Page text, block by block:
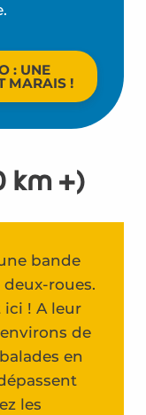
: UNE
MARAIS !
km +)
bande
roues.
! A leur
de
en
les